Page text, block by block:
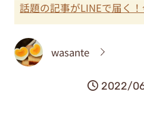
話題の記事がLINEで届く
wasante
2022/